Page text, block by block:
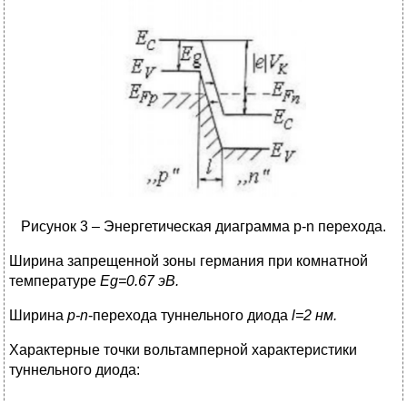
Рисунок 3 – Энергетическая диаграмма p-n перехода.
Ширина запрещенной зоны германия при комнатной
температуре Eg=0.67 эВ.
Ширина p-n-перехода туннельного диода l=2 нм.
Характерные точки вольтамперной характеристики
туннельного диода: